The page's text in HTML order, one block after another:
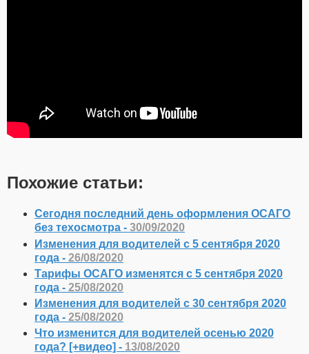
Похожие статьи:
Сегодня последний день оформления ОСАГО
без техосмотра - 30/09/2020
Изменения для водителей с 5 сентября 2020
года - 26/08/2020
Тарифы ОСАГО изменятся с 5 сентября 2020
года - 25/08/2020
Изменения для водителей с 30 сентября 2020
года - 25/08/2020
Что изменится для водителей осенью 2020
года? [+видео] - 13/08/2020